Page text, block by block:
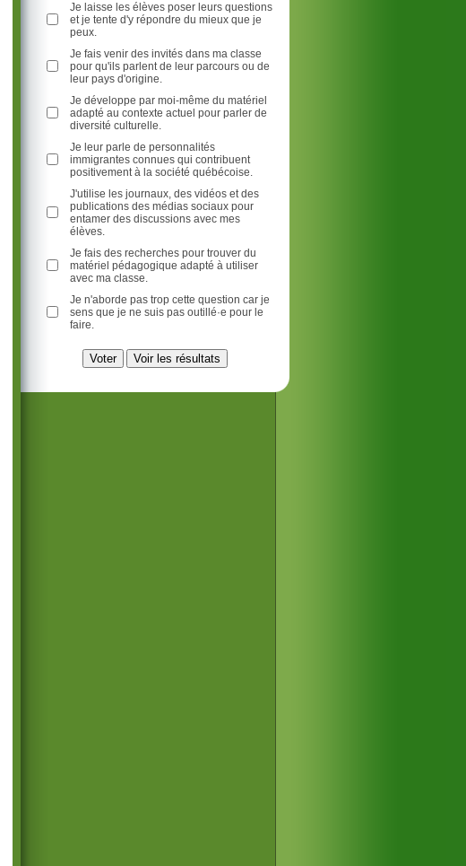
Je laisse les élèves poser leurs questions
et je tente d'y répondre du mieux que je
peux.
Je fais venir des invités dans ma classe
pour qu'ils parlent de leur parcours ou de
leur pays d'origine.
Je développe par moi-même du matériel
adapté au contexte actuel pour parler de
diversité culturelle.
Je leur parle de personnalités
immigrantes connues qui contribuent
positivement à la société québécoise.
J'utilise les journaux, des vidéos et des
publications des médias sociaux pour
entamer des discussions avec mes
élèves.
Je fais des recherches pour trouver du
matériel pédagogique adapté à utiliser
avec ma classe.
Je n'aborde pas trop cette question car je
sens que je ne suis pas outillé·e pour le
faire.